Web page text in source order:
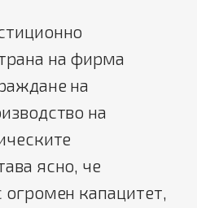
на фирма
на
на
ясно, че
капацитет,